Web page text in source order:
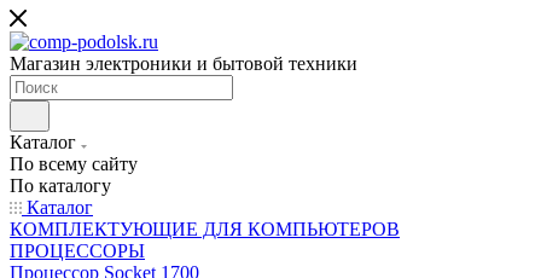
Магазин электроники и бытовой техники
Каталог
По всему сайту
По каталогу
Каталог
КОМПЛЕКТУЮЩИЕ ДЛЯ КОМПЬЮТЕРОВ
ПРОЦЕССОРЫ
Процессор Socket 1700